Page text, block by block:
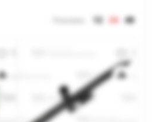
12 24 48